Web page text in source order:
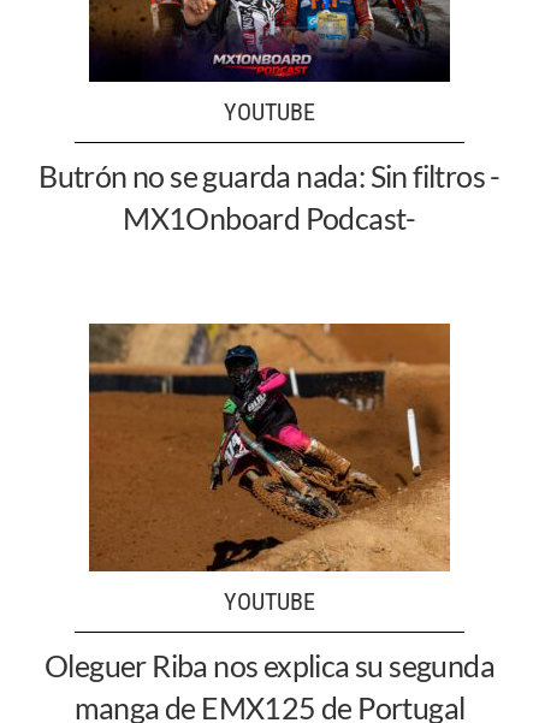
YOUTUBE
Butrón no se guarda nada: Sin filtros -
MX1Onboard Podcast-
YOUTUBE
Oleguer Riba nos explica su segunda
manga de EMX125 de Portugal